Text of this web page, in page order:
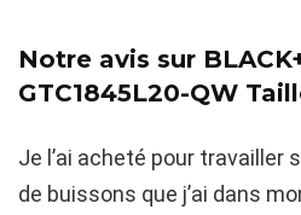
Notre avis sur
GTC1845L20-QW
Je l’ai acheté pour travailler
de buissons que j’ai dans